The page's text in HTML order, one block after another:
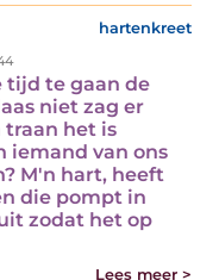
hartenkreet
tijd te gaan de
niet zag er
het is
iemand van ons
M'n hart, heeft
die pompt in
zodat het op
Lees meer >